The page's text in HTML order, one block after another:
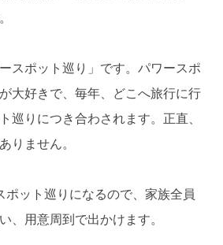
スポット巡り」です。パワースポ
大好きで、毎年、どこへ旅行に行
巡りにつき合わされます。正直、
りません。
ポット巡りになるので、家族全員
、用意周到で出かけます。